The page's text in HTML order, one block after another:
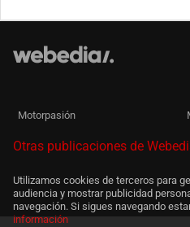
Motorpasión
Otras publicaciones de
Utilizamos cookies de terceros para
audiencia y mostrar publicidad
navegación. Si sigues navegando
información